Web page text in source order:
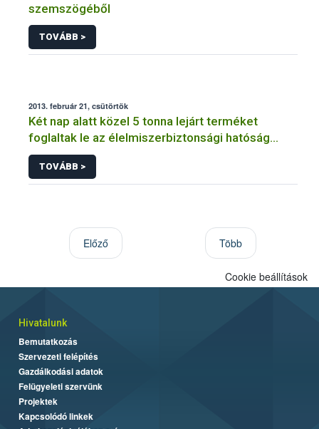
szemszögéből
TOVÁBB >
2013. február 21, csütörtök
Két nap alatt közel 5 tonna lejárt terméket
foglaltak le az élelmiszerbiztonsági hatóság
szakemberei
TOVÁBB >
Előző Több
Cookie beállítások
Hivatalunk
Bemutatkozás
Szervezeti felépítés
Gazdálkodási adatok
Felügyeleti szervünk
Projektek
Kapcsolódó linkek